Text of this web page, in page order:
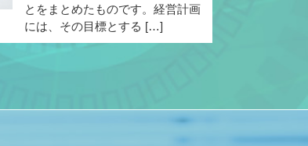
とをまとめたものです。経営計画
には、その目標とする […]